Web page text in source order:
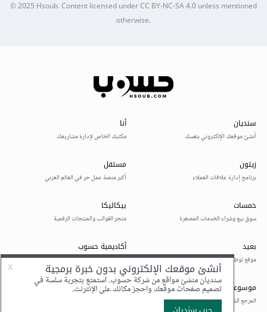
© 2025Hsoub.Content licensed underCC BY-NC-SA 4.0unless mentioned
otherwise.